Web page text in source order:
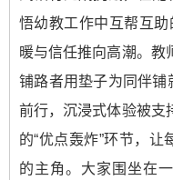
悟幼教工作中互帮互助
暖与信任推向高潮。教
铺路者用垫子为同伴铺
前行，沉浸式体验被支
的“优点轰炸”环节，
的主角。大家围坐在